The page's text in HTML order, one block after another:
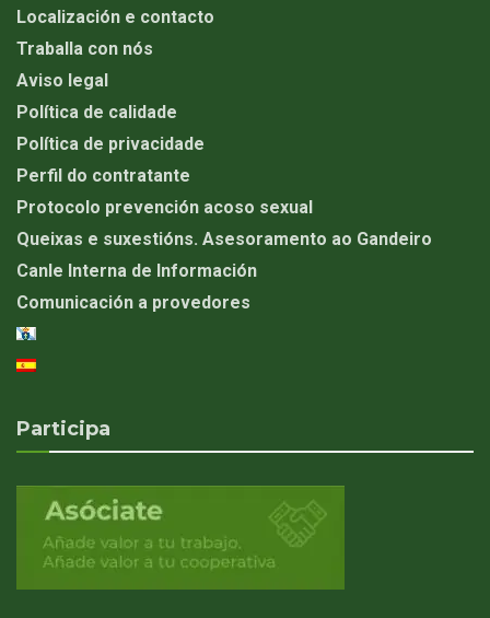
Localización e contacto
Traballa con nós
Aviso legal
Política de calidade
Política de privacidade
Perfil do contratante
Protocolo prevención acoso sexual
Queixas e suxestións. Asesoramento ao Gandeiro
Canle Interna de Información
Comunicación a provedores
Participa